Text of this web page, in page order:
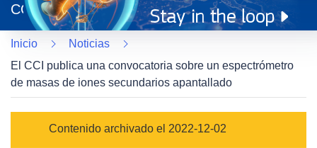
en
una
nueva
ventana)
CORDIS
Inicio
Noticias
El CCI publica una convocatoria sobre un espectrómetro
de masas de iones secundarios apantallado
Category
Contenido archivado el 2022-12-02